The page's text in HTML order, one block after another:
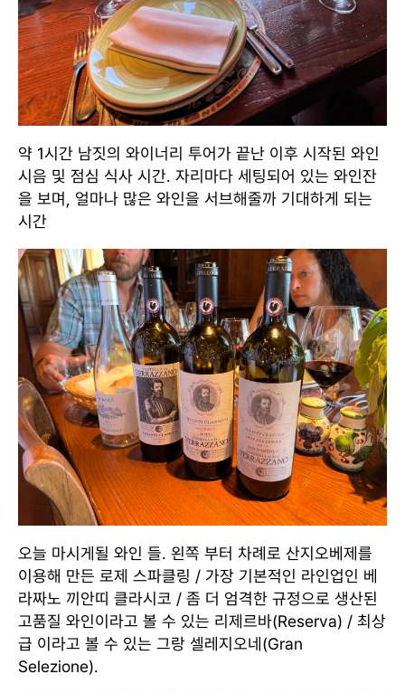
약 1시간 남짓의 와이너리 투어가 끝난 이후 시작된 와인
시음 및 점심 식사 시간. 자리마다 세팅되어 있는 와인잔
을 보며, 얼마나 많은 와인을 서브해줄까 기대하게 되는
시간
오늘 마시게될 와인 들. 왼쪽 부터 차례로 산지오베제를
이용해 만든 로제 스파클링 / 가장 기본적인 라인업인 베
라짜노 끼안띠 클라시코 / 좀 더 엄격한 규정으로 생산된
고품질 와인이라고 볼 수 있는 리제르바(Reserva) / 최상
급 이라고 볼 수 있는 그랑 셀레지오네(Gran
Selezione).